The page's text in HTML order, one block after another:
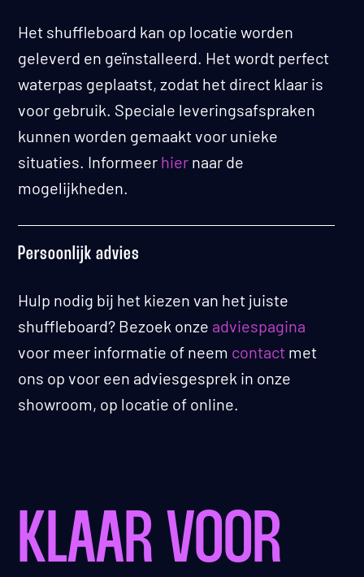
Het shuffleboard kan op locatie worden
geleverd en geïnstalleerd. Het wordt perfect
waterpas geplaatst, zodat het direct klaar is
voor gebruik. Speciale leveringsafspraken
kunnen worden gemaakt voor unieke
situaties. Informeer hier naar de
mogelijkheden.
Persoonlijk advies
Hulp nodig bij het kiezen van het juiste
shuffleboard? Bezoek onze adviespagina
voor meer informatie of neem contact met
ons op voor een adviesgesprek in onze
showroom, op locatie of online.
KLAAR VOOR